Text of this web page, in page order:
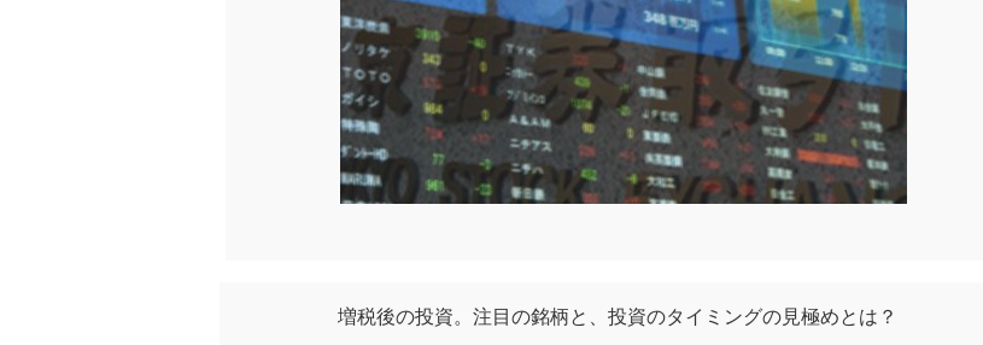
増税後の投資。注目の銘柄と、投資のタイミングの見極めとは？